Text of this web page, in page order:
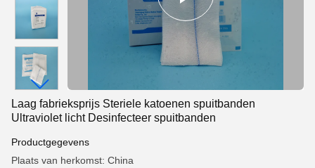
Laag fabrieksprijs Steriele katoenen spuitbanden
Ultraviolet licht Desinfecteer spuitbanden
Productgegevens
Plaats van herkomst: China